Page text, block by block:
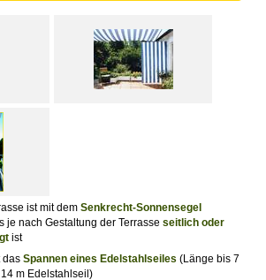
ist mit dem Senkrecht-Sonnensegel
je nach Gestaltung der Terrasse seitlich oder
ist
das Spannen eines Edelstahlseiles (Länge bis 7
m Edelstahlseil)